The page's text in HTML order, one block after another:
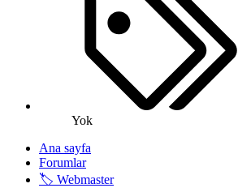
Yok
Ana sayfa
Forumlar
🏷️ Webmaster